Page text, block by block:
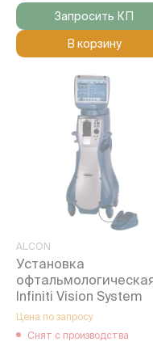
Запросить КП
В корзину
ALCON
Установка
Infiniti Vision System
Цена по запросу
Снят с производства